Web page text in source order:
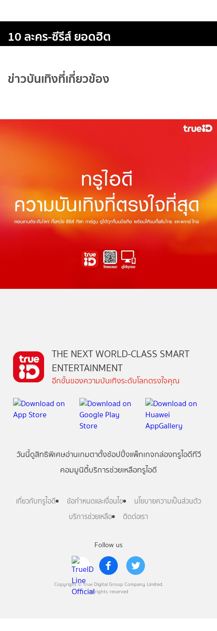
10 ละคร-ซีรีส์ ยอดฮิต
ข่าวบันเทิงที่เกี่ยวข้อง
Follow us
Copyright © True Digital Group Company Limited.
All rights reserved
THE NEXT WORLD-CLASS SMART
ENTERTAINMENT
อีกขั้นของความบันเทิงระดับโลกตรงใจคุณ
วันนี้ดูสิทธิพิเศษอ่านเกมตาตั้งช้อปปิ้งแพ็กเกจกล่องทรูไอดีทีวี
คอมมูนิตี้บริการช่วยเหลือทรูไอดี
เกี่ยวกับทรูไอดี ข้อกำหนดและเงื่อนไข
นโยบายความเป็นส่วนตัว
บริการช่วยเหลือ
ติดต่อเรา